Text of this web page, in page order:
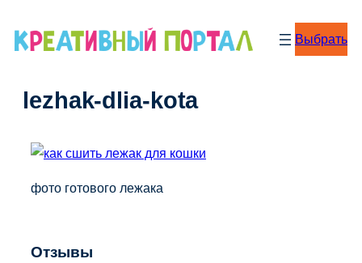
Выбрать
lezhak-dlia-kota
фото готового лежака
Отзывы